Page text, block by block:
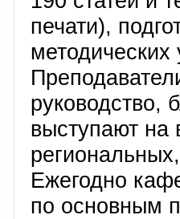
печати),
руководство,
выступают на
Ежегодно
по основным